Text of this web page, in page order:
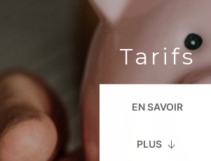
Tarifs
EN SAVOIR
PLUS